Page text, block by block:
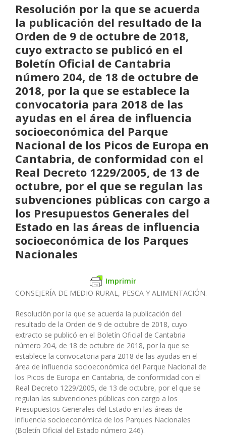
Resolución por la que se acuerda
la publicación del resultado de la
Orden de 9 de octubre de 2018,
cuyo extracto se publicó en el
Boletín Oficial de Cantabria
número 204, de 18 de octubre de
2018, por la que se establece la
convocatoria para 2018 de las
ayudas en el área de influencia
socioeconómica del Parque
Nacional de los Picos de Europa en
Cantabria, de conformidad con el
Real Decreto 1229/2005, de 13 de
octubre, por el que se regulan las
subvenciones públicas con cargo a
los Presupuestos Generales del
Estado en las áreas de influencia
socioeconómica de los Parques
Nacionales
Imprimir
CONSEJERÍA DE MEDIO RURAL, PESCA Y ALIMENTACIÓN.
Resolución por la que se acuerda la publicación del
resultado de la Orden de 9 de octubre de 2018, cuyo
extracto se publicó en el Boletín Oficial de Cantabria
número 204, de 18 de octubre de 2018, por la que se
establece la convocatoria para 2018 de las ayudas en el
área de influencia socioeconómica del Parque Nacional de
los Picos de Europa en Cantabria, de conformidad con el
Real Decreto 1229/2005, de 13 de octubre, por el que se
regulan las subvenciones públicas con cargo a los
Presupuestos Generales del Estado en las áreas de
influencia socioeconómica de los Parques Nacionales
(Boletín Oficial del Estado número 246).